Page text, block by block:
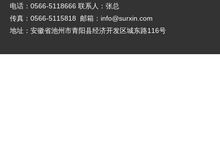
电话：0566-5118666 联系人：张总
传真：0566-5115818 邮箱：info@surxin.com
地址：安徽省池州市青阳县经济开发区城东路116号